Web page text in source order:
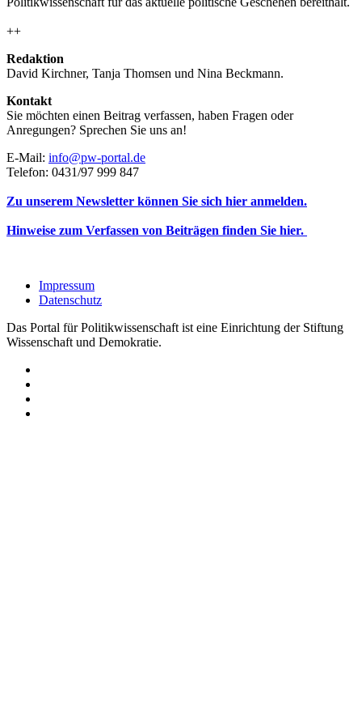
++
Redaktion
David Kirchner, Tanja Thomsen und Nina Beckmann.
Kontakt
Sie möchten einen Beitrag verfassen, haben Fragen oder
Anregungen? Sprechen Sie uns an!
E-Mail: info@pw-portal.de
Telefon: 0431/97 999 847
Zu unserem Newsletter können Sie sich hier anmelden.
Hinweise zum Verfassen von Beiträgen finden Sie hier.
Impressum
Datenschutz
Das Portal für Politikwissenschaft ist eine Einrichtung der Stiftung
Wissenschaft und Demokratie.